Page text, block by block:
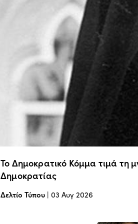
Το Δημοκρατικό Κόμμα τιμά τη
Δημοκρατίας
Δελτίο Τύπου | 03 Αυγ 2026